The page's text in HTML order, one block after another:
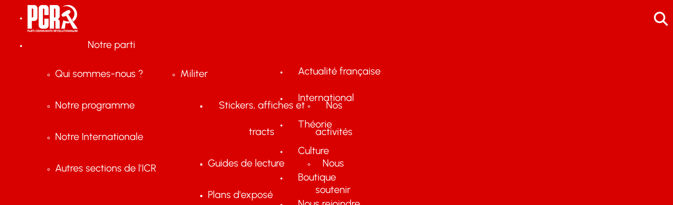
Notre parti
Qui sommes-nous ?
Notre programme
Notre Internationale
Autres sections de l'ICR
Militer
Stickers, affiches et
tracts
Guides de lecture
Plans d'exposé
Nos
activités
Nous
soutenir
Actualité française
International
Théorie
Culture
Boutique